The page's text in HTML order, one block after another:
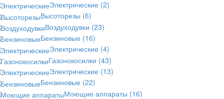
Электрические (2)
Высоторезы (6)
Воздуходувки (23)
Бензиновые (16)
Электрические (4)
Газонокосилки (43)
Электрические (13)
Бензиновые (22)
Моющие аппараты (16)